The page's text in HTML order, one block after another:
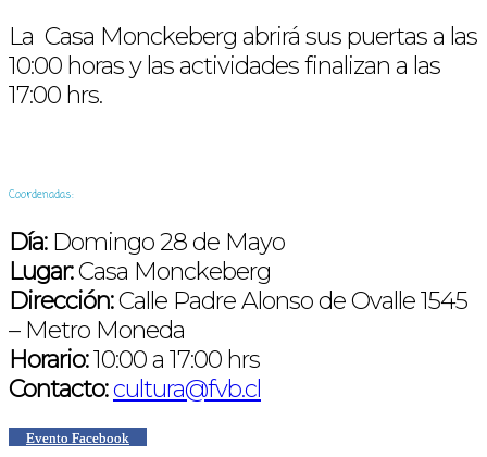
La Casa Monckeberg abrirá sus puertas a las
10:00 horas y las actividades finalizan a las
17:00 hrs.
Coordenadas:
Día:Domingo 28 de Mayo
Lugar:Casa Monckeberg
Dirección:Calle Padre Alonso de Ovalle 1545
– Metro Moneda
Horario:10:00 a 17:00 hrs
Contacto:cultura@fvb.cl
Evento Facebook